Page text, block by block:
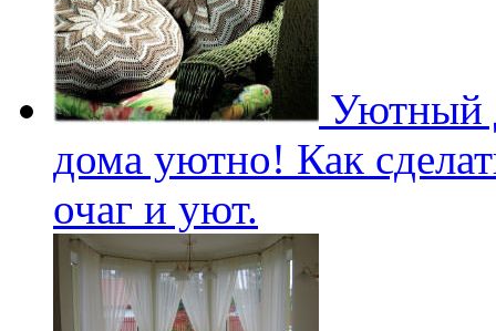
Уютный
дома уютно! Как
очаг и уют.